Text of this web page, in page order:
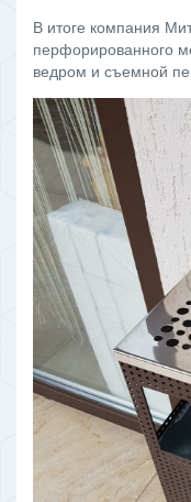
В итоге компания
перфорированного
ведром и съемной